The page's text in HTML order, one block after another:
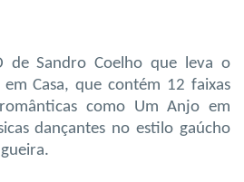
de Sandro Coelho que leva o
Casa, que contém 12 faixas
como Um Anjo em
dançantes no estilo gaúcho